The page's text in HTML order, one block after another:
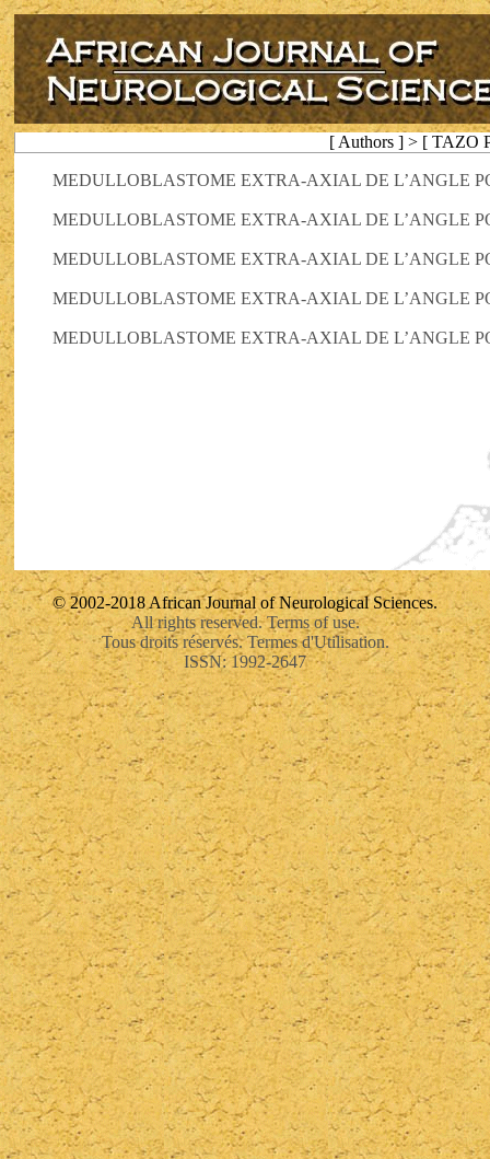
[ Authors ] > [ TAZO
MEDULLOBLASTOME EXTRA-AXIAL DE L’ANGLE
MEDULLOBLASTOME EXTRA-AXIAL DE L’ANGLE
MEDULLOBLASTOME EXTRA-AXIAL DE L’ANGLE
MEDULLOBLASTOME EXTRA-AXIAL DE L’ANGLE
MEDULLOBLASTOME EXTRA-AXIAL DE L’ANGLE
© 2002-2018 African Journal of Neurological Sciences.
All rights reserved. Terms of use.
Tous droits réservés. Termes d'Utilisation.
ISSN: 1992-2647